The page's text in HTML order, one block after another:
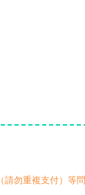
請勿重複支付）等